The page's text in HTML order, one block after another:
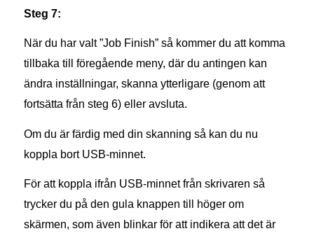
Steg 7:
När du har valt ”Job Finish” så kommer du att komma
tillbaka till föregående meny, där du antingen kan
ändra inställningar, skanna ytterligare (genom att
fortsätta från steg 6) eller avsluta.
Om du är färdig med din skanning så kan du nu
koppla bort USB-minnet.
För att koppla ifrån USB-minnet från skrivaren så
trycker du på den gula knappen till höger om
skärmen, som även blinkar för att indikera att det är